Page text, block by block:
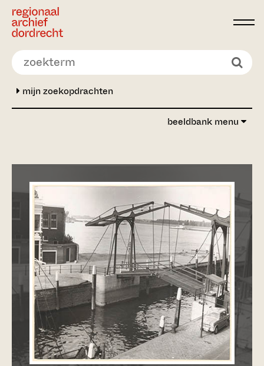
Ga direct naar de inhoud
mijn zoekopdrachten
beeldbank menu